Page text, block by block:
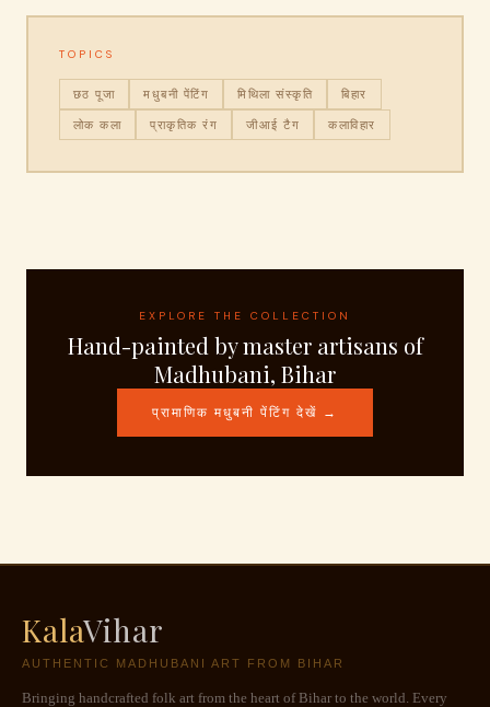
TOPICS
छठ पूजा मधुबनी पेंटिंग मिथिला संस्कृति
बिहार
लोक कला
प्राकृतिक रंग जीआई टैग कलाविहार
EXPLORE THE COLLECTION
Hand-painted by master artisans of
Madhubani, Bihar
प्रामाणिक मधुबनी पेंटिंग देखें →
KalaVihar
AUTHENTIC MADHUBANI ART FROM BIHAR
Bringing handcrafted folk art from the heart of Bihar to the world. Every